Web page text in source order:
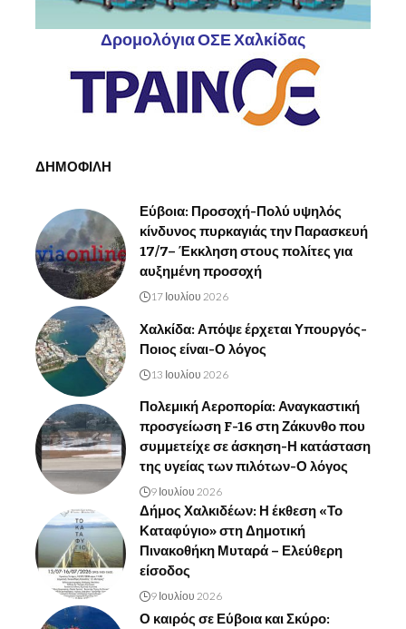
Δρομολόγια ΟΣΕ Χαλκίδας
ΔΗΜΟΦΙΛΗ
Εύβοια: Προσοχή-Πολύ υψηλός
κίνδυνος πυρκαγιάς την Παρασκευή
17/7– Έκκληση στους πολίτες για
αυξημένη προσοχή
17 Ιουλίου 2026
Χαλκίδα: Απόψε έρχεται Υπουργός-
Ποιος είναι-Ο λόγος
13 Ιουλίου 2026
Πολεμική Αεροπορία: Αναγκαστική
προσγείωση F-16 στη Ζάκυνθο που
συμμετείχε σε άσκηση-Η κατάσταση
της υγείας των πιλότων-Ο λόγος
9 Ιουλίου 2026
Δήμος Χαλκιδέων: Η έκθεση «Το
Καταφύγιο» στη Δημοτική
Πινακοθήκη Μυταρά – Ελεύθερη
είσοδος
9 Ιουλίου 2026
Ο καιρός σε Εύβοια και Σκύρο: